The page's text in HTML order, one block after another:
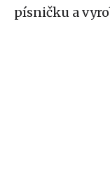
písničku a